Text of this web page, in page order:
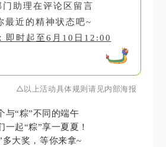
门助理在评论区留言
最近的精神状态吧~
即时起至6月10日12:00
△以上活动具体规则请见内部海报
与“粽”不同的端午
一起“粽”享一夏夏！
多大奖，等你来拿~